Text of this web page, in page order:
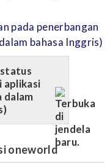
pada penerbangan
bahasa Inggris)
aplikasi
dalam
oneworld